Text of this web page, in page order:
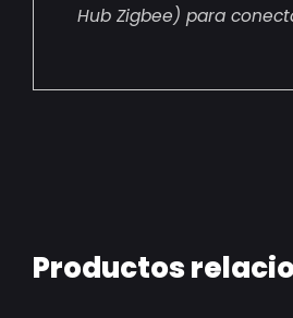
Hub Zigbee) para
Productos